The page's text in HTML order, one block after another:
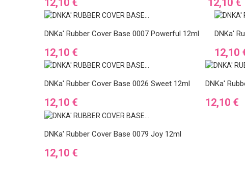
12,10 € 12,10 €
DNKa' Rubber Cover Base 0007 Powerful 12ml
Ár
12,10 €
DNKa'
Ár
12,10
DNKa' Rubber Cover Base 0026 Sweet 12ml
Ár
12,10 €
DNKa'
Ár
12,10 €
DNKa' Rubber Cover Base 0079 Joy 12ml
Ár
12,10 €